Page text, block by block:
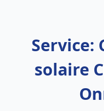
Service:
solaire